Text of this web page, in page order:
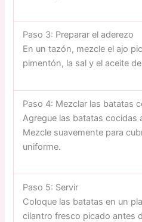
Paso 3: Preparar el aderezo
En un tazón, mezcle el ajo
pimentón, la sal y el aceite
Paso 4: Mezclar las batatas
Agregue las batatas cocidas
Mezcle suavemente para
uniforme.
Paso 5: Servir
Coloque las batatas en un
cilantro fresco picado antes